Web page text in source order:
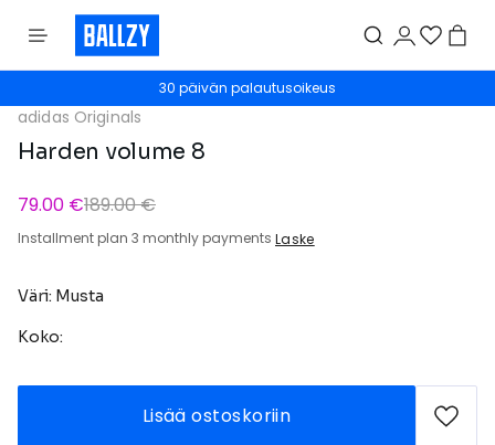
30 päivän palautusoikeus
adidas Originals
Harden volume 8
79.00 €189.00 €
Installment plan 3 monthly payments Laske
Väri: Musta
Koko:
Lisää ostoskoriin